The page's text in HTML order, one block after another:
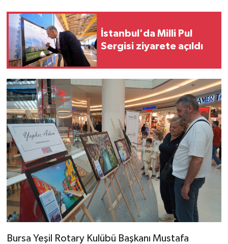
İstanbul'da Milli Pul
Sergisi ziyarete açıldı
Bursa Yeşil Rotary Kulübü Başkanı Mustafa